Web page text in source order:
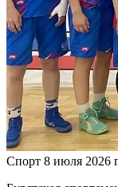
Спорт 8 июля 2026